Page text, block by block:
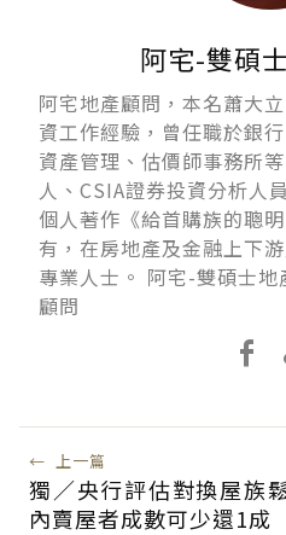
阿宅-雙碩
阿宅地產顧問，本名蕭大
資工作經驗，曾任職於銀
資產管理、估價師事務所
人、CSIA證券投資分析人
個人著作《給首購族的聰
有，在房地產及金融上下
專業人士。 阿宅-雙碩士
顧問
← 上一篇
獨／央行評估對換屋族
內賣屋者成數可少還1成